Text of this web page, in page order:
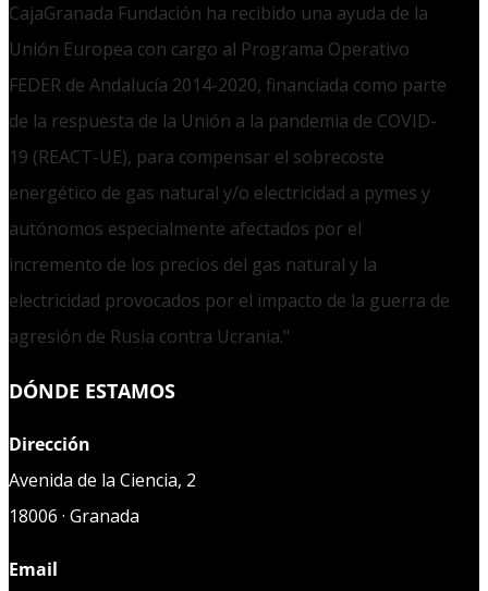
CajaGranada Fundación ha recibido una ayuda de la
Unión Europea con cargo al Programa Operativo
FEDER de Andalucía 2014-2020, financiada como parte
de la respuesta de la Unión a la pandemia de COVID-
19 (REACT-UE), para compensar el sobrecoste
energético de gas natural y/o electricidad a pymes y
autónomos especialmente afectados por el
incremento de los precios del gas natural y la
electricidad provocados por el impacto de la guerra de
agresión de Rusia contra Ucrania."
DÓNDE ESTAMOS
Dirección
Avenida de la Ciencia, 2
18006 · Granada
Email